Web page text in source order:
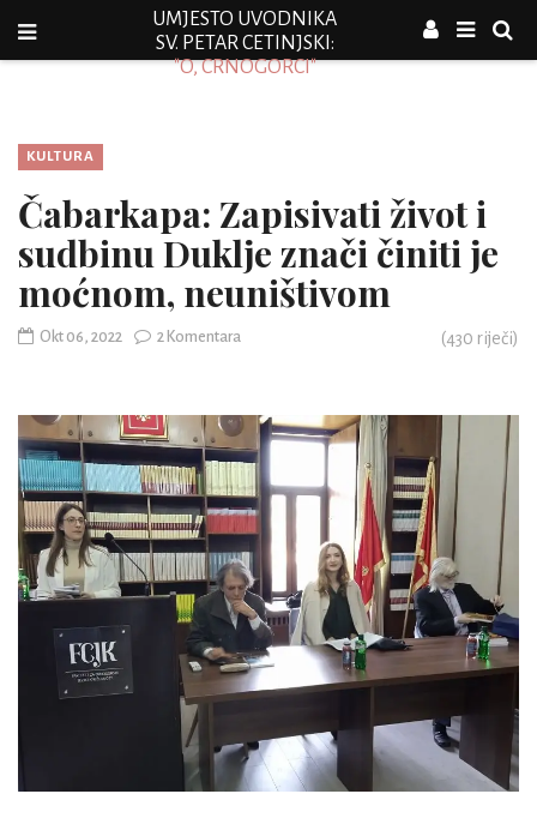
UMJESTO UVODNIKA
SV. PETAR CETINJSKI:
"O, CRNOGORCI"
KULTURA
Čabarkapa: Zapisivati život i
sudbinu Duklje znači činiti je
moćnom, neuništivom
Okt 06, 2022 2 Komentara (430 riječi)